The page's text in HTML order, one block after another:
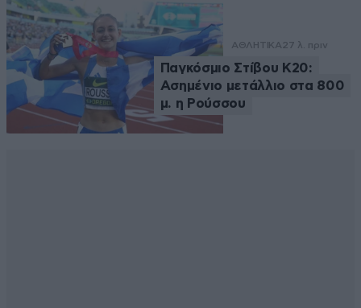
ΑΘΛΗΤΙΚΑ27 λ. πριν
Παγκόσμιο Στίβου Κ20:
Ασημένιο μετάλλιο στα 800
μ. η Ρούσσου